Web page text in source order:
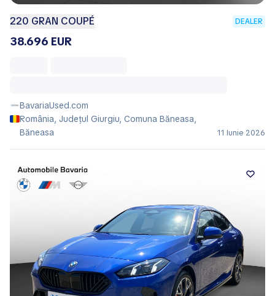
220 GRAN COUPÉ DEALER
38.696 EUR
BavariaUsed.com
România, Județul Giurgiu, Comuna Băneasa,
Băneasa
11 Iunie 2026